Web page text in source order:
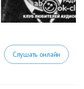
Слушать онлайн